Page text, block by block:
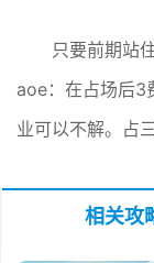
只要前期站
aoe：在占场后3
业可以不解。占
相关攻